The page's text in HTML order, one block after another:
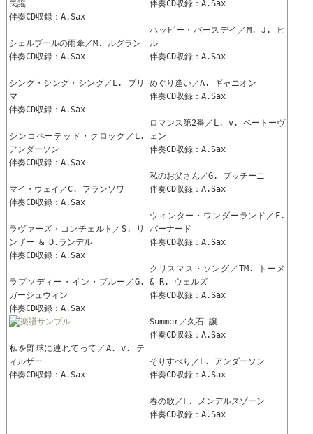
民謡
伴奏CD収録：A.Sax
シェルブールの雨傘／M. ルグラン
伴奏CD収録：A.Sax
シング・シング・シング／L. プリ
マ
伴奏CD収録：A.Sax
シンコペーテッド・クロック／L.
アンダーソン
伴奏CD収録：A.Sax
マイ・ウェイ／C. フランソワ
伴奏CD収録：A.Sax
ラヴァーズ・コンチェルト／S. リ
ンザー & D.ランデル
伴奏CD収録：A.Sax
ラプソディー・イン・ブルー／G.
ガーシュウィン
伴奏CD収録：A.Sax
私を野球に連れてって／A. v. テ
ィルザー
伴奏CD収録：A.Sax
伴奏CD収録：A.Sax
ハッピー・バースデイ／M. J. ヒ
ル
伴奏CD収録：A.Sax
めぐり逢い／A. ギャニオン
伴奏CD収録：A.Sax
ロマンス第2番／L. v. ベートーヴ
ェン
伴奏CD収録：A.Sax
私のお父さん／G. プッチーニ
伴奏CD収録：A.Sax
ウィンター・ワンダーランド／F.
バーナード
伴奏CD収録：A.Sax
クリスマス・ソング／TM. トーメ
& R. ウェルズ
伴奏CD収録：A.Sax
Summer／久石 譲
伴奏CD収録：A.Sax
そりすべり／L. アンダーソン
伴奏CD収録：A.Sax
春の歌／F. メンデルスゾーン
伴奏CD収録：A.Sax